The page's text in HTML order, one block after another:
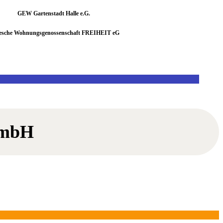
GEW Gartenstadt Halle e.G.
Wohnungsgenossenschaft FREIHEIT eG